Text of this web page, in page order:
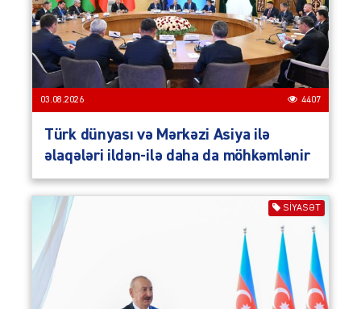
03.08.2026 4407
Türk dünyası və Mərkəzi Asiya ilə
əlaqələri ildən-ilə daha da möhkəmlənir
SIYASƏT